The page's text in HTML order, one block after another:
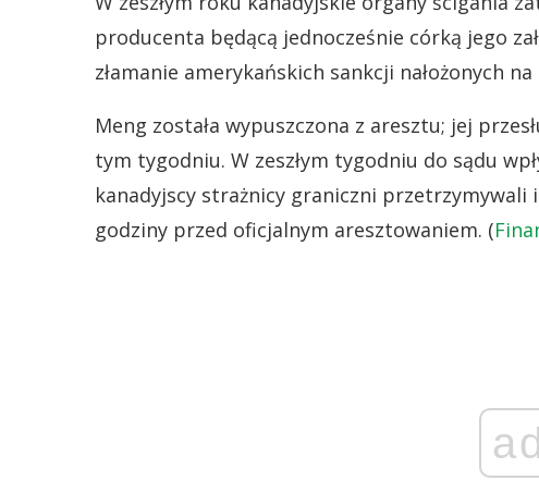
producenta będącą jednocześnie córką jego
złamanie amerykańskich sankcji nałożonych na
Meng została wypuszczona z aresztu; jej
tym tygodniu. W zeszłym tygodniu do sądu
kanadyjscy strażnicy graniczni przetrzymywali
godziny przed oficjalnym aresztowaniem. (